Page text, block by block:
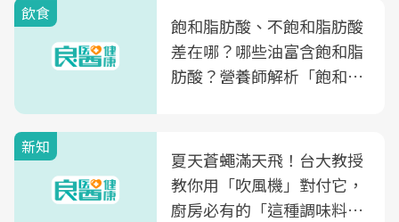
飲食
飽和脂肪酸、不飽和脂肪酸
差在哪？哪些油富含飽和脂
肪酸？營養師解析「飽和脂
新知
夏天蒼蠅滿天飛！台大教授
教你用「吹風機」對付它，
廚房必有的「這種調味料」